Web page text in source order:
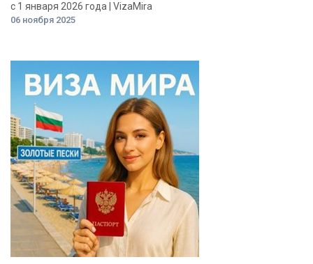
с 1 января 2026 года | VizaMira
06 ноября 2025